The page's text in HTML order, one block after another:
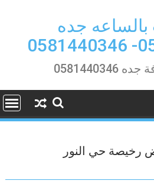
جده
رخيصة حي النور